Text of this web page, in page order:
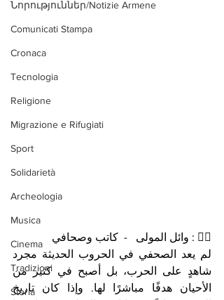
Նորություններ/Notizie Armene
Comunicati Stampa
Cronaca
Tecnologia
Religione
Migrazione e Rifugiati
Sport
Solidarietà
Archeologia
Musica
Cinema
Tradizioni
Storia
✍🏻 : وائل المولى   -  كاتب وصحافي
الأحيان هدفًا مباشرًا لها. وإذا كان تاريخ